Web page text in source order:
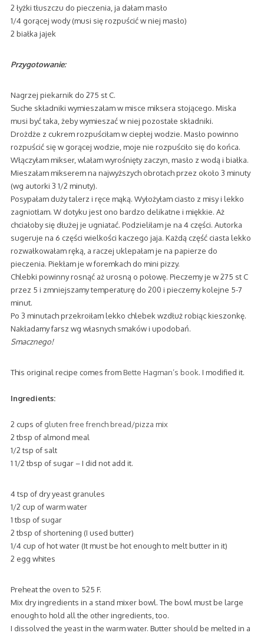
2 łyżki tłuszczu do pieczenia, ja dałam masło
1/4 gorącej wody (musi się rozpuścić w niej masło)
2 białka jajek
Przygotowanie:
Nagrzej piekarnik do 275 st C.
Suche składniki wymieszałam w misce miksera stojącego. Miska
musi być taka, żeby wymieszać w niej pozostałe składniki.
Drożdże z cukrem rozpuściłam w ciepłej wodzie. Masło powinno
rozpuścić się w gorącej wodzie, moje nie rozpuściło się do końca.
Włączyłam mikser, wlałam wyrośnięty zaczyn, masło z wodą i białka.
Mieszałam mikserem na najwyższych obrotach przez około 3 minuty
(wg autorki 3 1/2 minuty).
Posypałam duży talerz i ręce mąką. Wyłożyłam ciasto z misy i lekko
zagniotłam. W dotyku jest ono bardzo delikatne i miękkie. Aż
chciałoby się dłużej je ugniatać. Podzieliłam je na 4 części. Autorka
sugeruje na 6 części wielkości kaczego jaja. Każdą część ciasta lekko
rozwałkowałam ręką, a raczej uklepałam je na papierze do
pieczenia. Piekłam je w foremkach do mini pizzy.
Chlebki powinny rosnąć aż urosną o połowę. Pieczemy je w 275 st C
przez 5 i zmniejszamy temperaturę do 200 i pieczemy kolejne 5-7
minut.
Po 3 minutach przekroiłam lekko chlebek wzdłuż robiąc kieszonkę.
Nakładamy farsz wg własnych smaków i upodobań.
Smacznego!
This original recipe comes fromBette Hagman’s book. I modified it.
Ingredients:
2 cups of gluten free french bread/pizza mix
2 tbsp of almond meal
1/2 tsp of salt
1 1/2 tbsp of sugar – I did not add it.
4 tsp of dry yeast granules
1/2 cup of warm water
1 tbsp of sugar
2 tbsp of shortening (I used butter)
1/4 cup of hot water (It must be hot enough to melt butter in it)
2 egg whites
Preheat the oven to 525 F.
Mix dry ingredients in a stand mixer bowl. The bowl must be large
enough to hold all the other ingredients, too.
I dissolved the yeast in the warm water. Butter should be melted in a